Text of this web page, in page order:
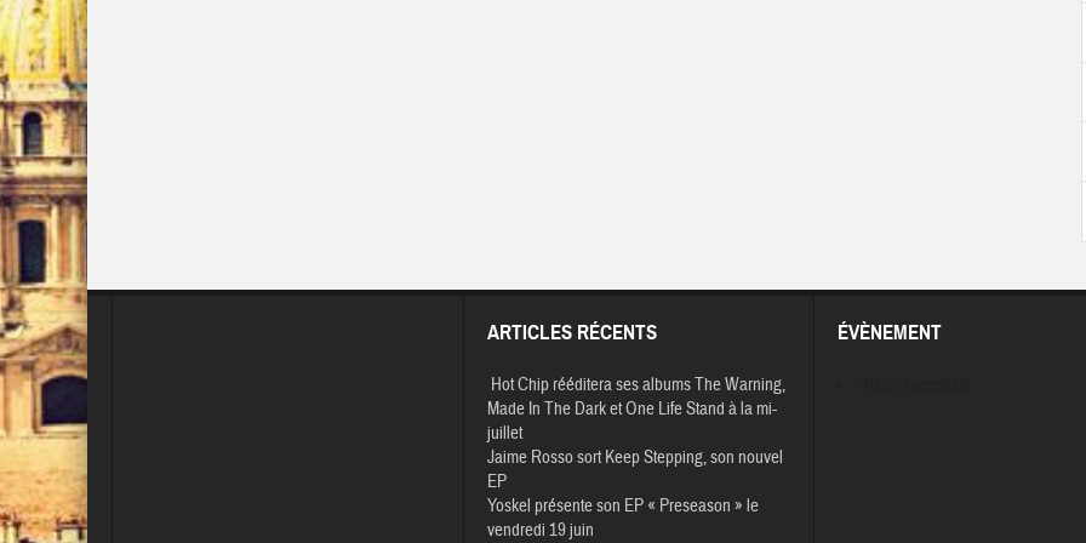
ARTICLES RÉCENTS
Hot Chip rééditera ses albums The Warning,
Made In The Dark et One Life Stand à la mi-
juillet
Jaime Rosso sort Keep Stepping, son nouvel
EP
Yoskel présente son EP « Preseason » le
vendredi 19 juin
ÉVÈNEMENT